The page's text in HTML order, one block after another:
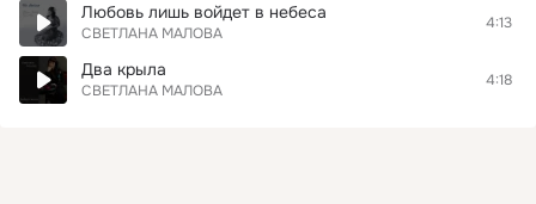
Любовь лишь войдет в небеса
СВЕТЛАНА МАЛОВА
4:13
Два крыла
СВЕТЛАНА МАЛОВА
4:18